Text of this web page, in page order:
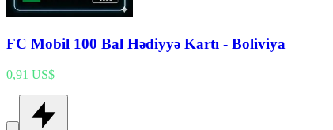
FC Mobil 100 Bal Hədiyyə Kartı - Boliviya
0,91 US$